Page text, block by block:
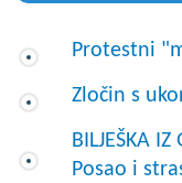
Protestni
Zločin s
BILJEŠKA IZ
Posao i